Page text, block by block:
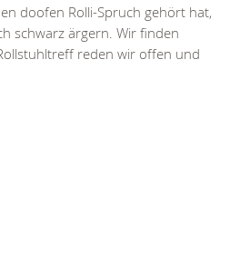
doofen Rolli-Spruch gehört hat,
schwarz ärgern. Wir finden
reden wir offen und